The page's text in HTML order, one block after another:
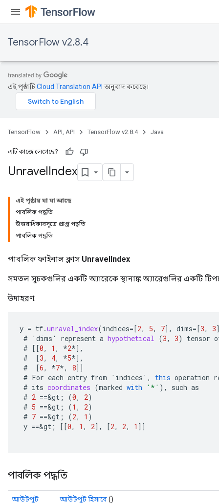
TensorFlow v2.8.4
এই পৃষ্ঠাটিCloud Translation API অনুবাদ করেছে।
TensorFlow API, API TensorFlow v2.8.4 Java
এটি কাজে লেগেছে?
UnravelIndex
এই পৃষ্ঠায় যা যা আছে
পাবলিক পদ্ধতি
উত্তরাধিকারসূত্রে প্রাপ্ত পদ্ধতি
পাবলিক পদ্ধতি
পাবলিক ফাইনাল ক্লাস UnravelIndex
সমতল সূচকগুলির একটি অ্যারেকে স্থানাঙ্ক অ্যারেগুলির একটি
উদাহরণ:
y = tf.unravel_index(indices=[2, 5, 7] , dims=[3, 3
#
' dims ' represent a hypothetical (3, 3) tensor
# [[0, 1 , *2*] ,
#
[3, 4, *5*] ,
#
[6, *7*, 8]]
# For each entry from ' indices ' , this operation
# its coordinates (marked with '*' ), such as
# 2 ==&gt ; (0, 2)
# 5 ==&gt ; (1 , 2)
# 7 ==&gt ; (2, 1 )
y ==&gt ; [[0, 1 , 2] , [2, 2, 1 ]]
পাবলিক পদ্ধতি
আউটপুট
আউটপুট হিসাবে()